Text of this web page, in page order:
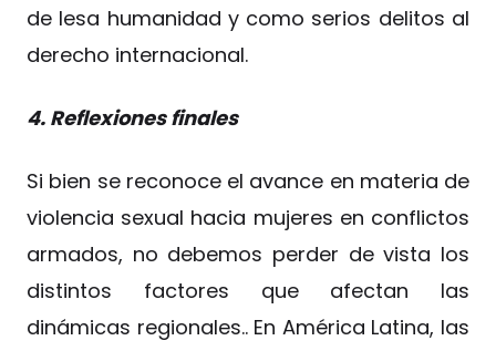
de lesa humanidad y como serios delitos al
derecho internacional.
4. Reflexiones finales
Si bien se reconoce el avance en materia de
violencia sexual hacia mujeres en conflictos
armados, no debemos perder de vista los
distintos factores que afectan las
dinámicas regionales.. En América Latina, las